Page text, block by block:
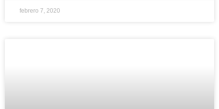
febrero 7, 2020